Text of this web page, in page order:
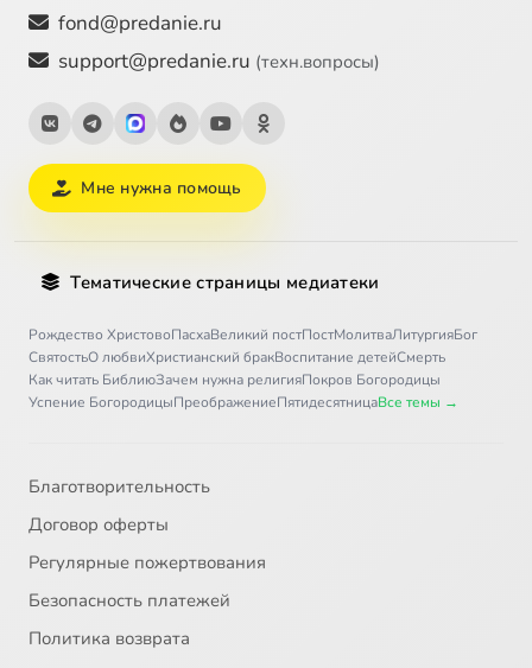
fond@predanie.ru
support@predanie.ru (техн.вопросы)
Мне нужна помощь
Тематические страницы медиатеки
Рождество ХристовоПасхаВеликий постПостМолитваЛитургияБог
СвятостьО любвиХристианский бракВоспитание детейСмерть
Как читать БиблиюЗачем нужна религияПокров Богородицы
Успение БогородицыПреображениеПятидесятницаВсе темы →
Благотворительность
Договор оферты
Регулярные пожертвования
Безопасность платежей
Политика возврата